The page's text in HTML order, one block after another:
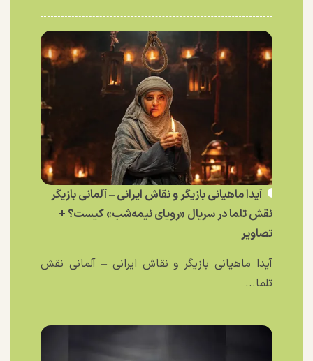
آیدا ماهیانی بازیگر و نقاش ایرانی – آلمانی بازیگر
نقش تلما در سریال «رویای نیمه‌شب» کیست؟ +
تصاویر
آیدا ماهیانی بازیگر و نقاش ایرانی – آلمانی نقش
تلما...